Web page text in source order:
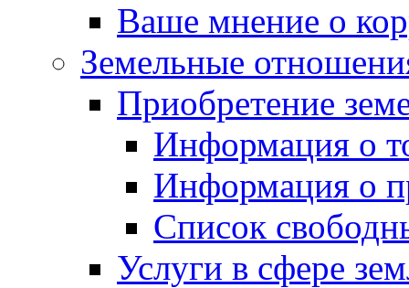
Ваше мнение о
Земельные
Приобретение
Информация о
Информация о
Список
Услуги в сфере